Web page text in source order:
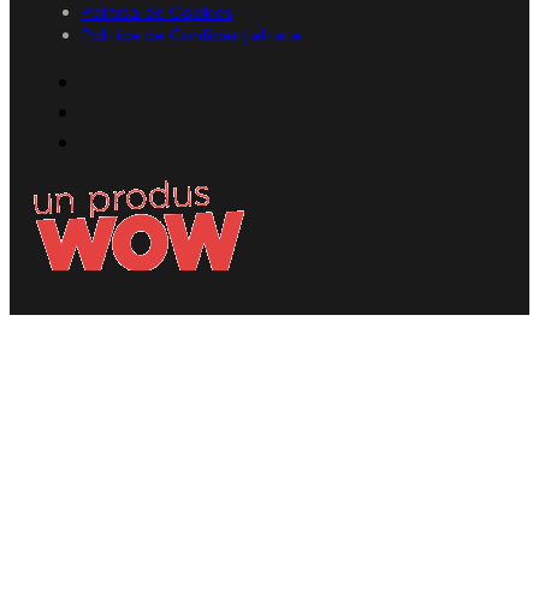
Politica de Cookies
Politica de Confidențialitate